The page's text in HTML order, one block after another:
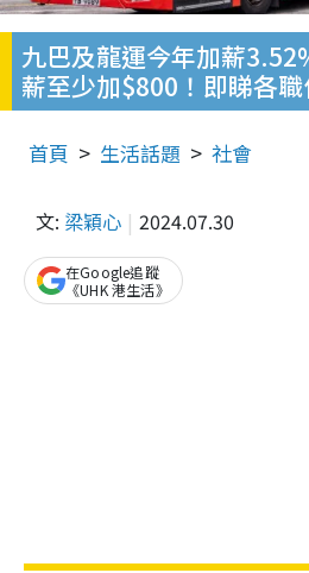
九巴及龍運今年加薪
薪至少加$800！即睇各
首頁 生活話題 社會
文: 梁穎心 2024.07.30
在Google追蹤
《UHK 港生活》